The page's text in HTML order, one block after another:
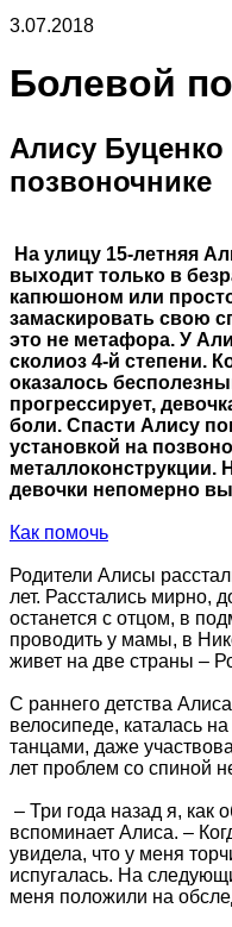
3.07.2018
Болевой
Алису Буценко
позвоночнике
На улицу 15-летняя
выходит только в
капюшоном или
замаскировать свою
это не метафора. У
сколиоз 4-й степени.
оказалось
прогрессирует,
боли. Спасти Алису
установкой на
металлоконструкции.
девочки непомерно
Как помочь
Родители Алисы
лет. Расстались мирно,
останется с отцом, в
проводить у мамы, в
живет на две страны –
С раннего детства
велосипеде, каталась
танцами, даже
лет проблем со спиной
– Три года назад я, как
вспоминает Алиса. –
увидела, что у меня
испугалась. На
меня положили на